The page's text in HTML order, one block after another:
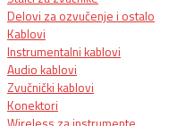
Delovi za ozvučenje i ostalo
Kablovi
Instrumentalni kablovi
Audio kablovi
Zvučnički kablovi
Konektori